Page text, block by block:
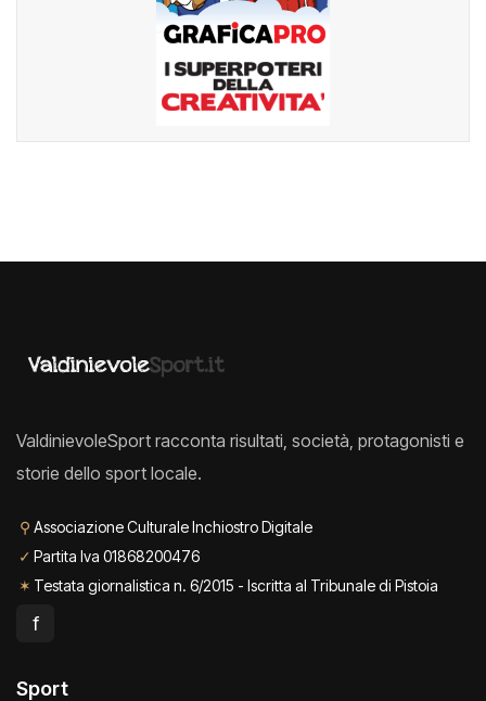
ValdinievoleSport racconta risultati, società, protagonisti e
storie dello sport locale.
⚲ Associazione Culturale Inchiostro Digitale
✓ Partita Iva 01868200476
✶ Testata giornalistica n. 6/2015 - Iscritta al Tribunale di Pistoia
f
Sport